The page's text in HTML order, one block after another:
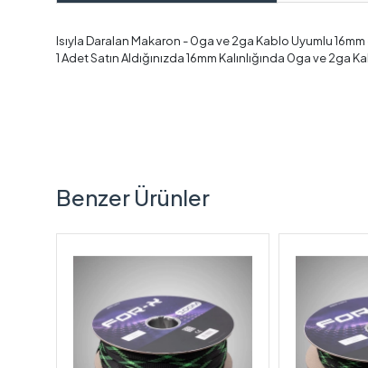
Isıyla Daralan Makaron - 0ga ve 2ga Kablo Uyumlu
1 Adet Satın Aldığınızda 16mm Kalınlığında 0ga ve
Benzer Ürünler